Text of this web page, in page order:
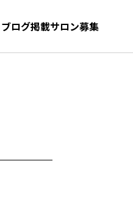
ブログ掲載サロン募集
髪型をさがす